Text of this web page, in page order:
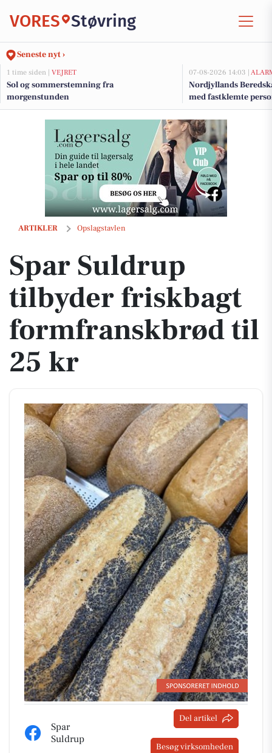
VORES Støvring
Seneste nyt ›
1 time siden | VEJRET
Sol og sommerstemning fra
morgenstunden
07-08-2026 14:03 |
Nordjyllands
med fastklemte
ARTIKLER Opslagstavlen
Spar Suldrup tilbyder friskbagt formfranskbrød til 25 kr
Spar Suldrup
tilbyder friskbagt
formfranskbrød til
25 kr
Spar
Suldrup
Del artikel
Besøg virksomheden